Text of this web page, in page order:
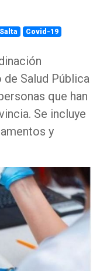
Covid-19
Salud Pública
que han
Se incluye
y